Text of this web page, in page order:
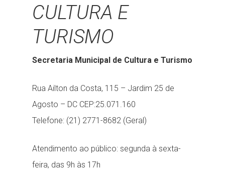
CULTURA E
TURISMO
Secretaria Municipal de Cultura e Turismo
Rua Ailton da Costa, 115 – Jardim 25 de
Agosto – DC CEP:25.071.160
Telefone: (21) 2771-8682 (Geral)
Atendimento ao público: segunda à sexta-
feira, das 9h às 17h